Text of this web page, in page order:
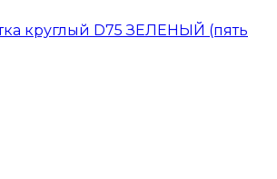
круглый D75 ЗЕЛЕНЫЙ (пять